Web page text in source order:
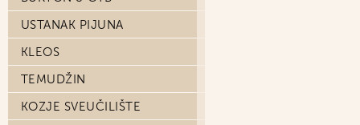
USTANAK PIJUNA
KLEOS
TEMUDŽIN
KOZJE SVEUČILIŠTE